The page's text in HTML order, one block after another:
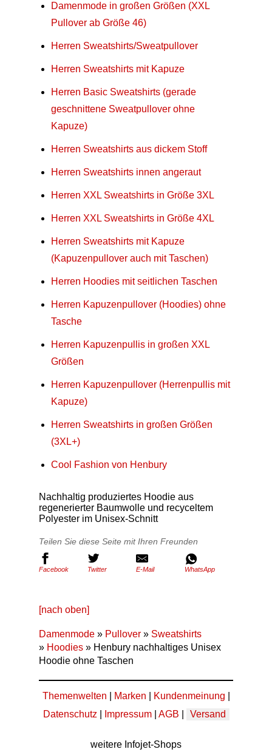
Damenmode in großen Größen (XXL
Pullover ab Größe 46)
Herren Sweatshirts/Sweatpullover
Herren Sweatshirts mit Kapuze
Herren Basic Sweatshirts (gerade
geschnittene Sweatpullover ohne
Kapuze)
Herren Sweatshirts aus dickem Stoff
Herren Sweatshirts innen angeraut
Herren XXL Sweatshirts in Größe 3XL
Herren XXL Sweatshirts in Größe 4XL
Herren Sweatshirts mit Kapuze
(Kapuzenpullover auch mit Taschen)
Herren Hoodies mit seitlichen Taschen
Herren Kapuzenpullover (Hoodies) ohne
Tasche
Herren Kapuzenpullis in großen XXL
Größen
Herren Kapuzenpullover (Herrenpullis mit
Kapuze)
Herren Sweatshirts in großen Größen
(3XL+)
Cool Fashion von Henbury
Nachhaltig produziertes Hoodie aus
regenerierter Baumwolle und recyceltem
Polyester im Unisex-Schnitt
Teilen Sie diese Seite mit Ihren Freunden
Facebook Twitter E-Mail WhatsApp
[nach oben]
Damenmode » Pullover » Sweatshirts
» Hoodies » Henbury nachhaltiges Unisex
Hoodie ohne Taschen
Themenwelten Marken Kundenmeinung
Datenschutz
Impressum| AGB Versand
weitere Infojet-Shops